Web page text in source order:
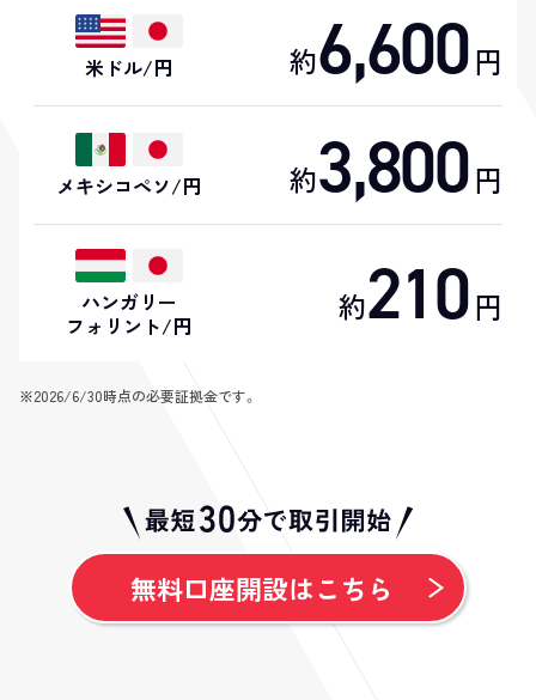
米ドル/円 約6,600円
メキシコペソ/円 約3,800円
ハンガリー
フォリント/円
約210円
※2026/6/30時点の必要証拠金です。
無料口座開設はこちら